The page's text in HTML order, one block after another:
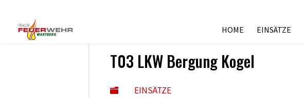
HOME EINSÄTZE
T03 LKW Bergung Kogel
 EINSÄTZE